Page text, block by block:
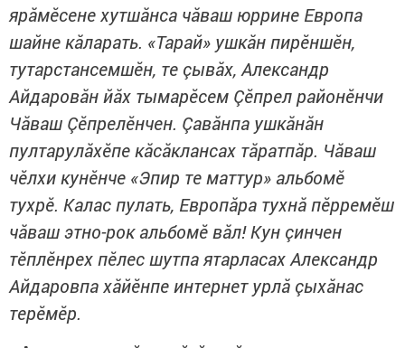
ярăмӗсене хутшăнса чăваш юррине Европа
шайне кăларать. «Тарай» ушкăн пирӗншӗн,
тутарстансемшӗн, те çывăх, Александр
Айдаровăн йăх тымарӗсем Çӗпрел районӗнчи
Чăваш Çӗпрелӗнчен. Çавăнпа ушкăнăн
пултарулăхӗпе кăсăклансах тăратпăр. Чăваш
чӗлхи кунӗнче «Эпир те маттур» альбомӗ
тухрӗ. Калас пулать, Европăра тухнă пӗрремӗш
чăваш этно-рок альбомӗ вăл! Кун çинчен
тӗплӗнрех пӗлес шутпа ятарласах Александр
Айдаровпа хăйӗнпе интернет урлă çыхăнас
терӗмӗр.